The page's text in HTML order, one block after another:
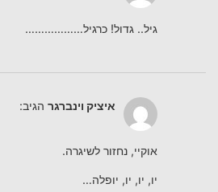
גיל.. גדול! כרגיל………………
איציק וינברגר הגיב:
אוקיי, נחזור לשיגרה.
יו, יו, יו, יופלה…